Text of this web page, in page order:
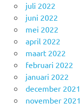
juli 2022
juni 2022
mei 2022
april 2022
maart 2022
februari 2022
januari 2022
december 2021
november 2021